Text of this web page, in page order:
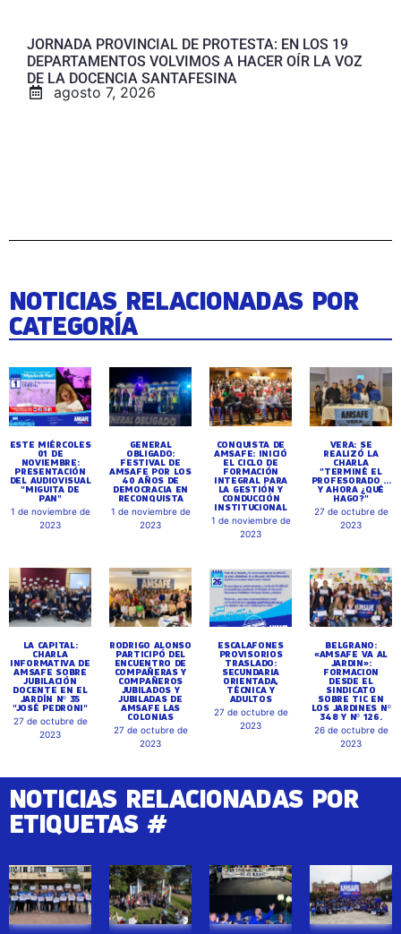
JORNADA PROVINCIAL DE PROTESTA: EN LOS 19
DEPARTAMENTOS VOLVIMOS A HACER OÍR LA VOZ
DE LA DOCENCIA SANTAFESINA
agosto 7, 2026
NOTICIAS RELACIONADAS POR
CATEGORÍA
ESTE MIÉRCOLES
01 DE
NOVIEMBRE:
PRESENTACIÓN
DEL AUDIOVISUAL
"MIGUITA DE
PAN"
1 de noviembre de
2023
GENERAL
OBLIGADO:
FESTIVAL DE
AMSAFE POR LOS
40 AÑOS DE
DEMOCRACIA EN
RECONQUISTA
1 de noviembre de
2023
CONQUISTA DE
AMSAFE: INICIÓ
EL CICLO DE
FORMACIÓN
INTEGRAL PARA
LA GESTIÓN Y
CONDUCCIÓN
INSTITUCIONAL
1 de noviembre de
2023
VERA: SE
REALIZÓ LA
CHARLA
"TERMINÉ EL
PROFESORADO ...
Y AHORA ¿QUÉ
HAGO?"
27 de octubre de
2023
LA CAPITAL:
CHARLA
INFORMATIVA DE
AMSAFE SOBRE
JUBILACIÓN
DOCENTE EN EL
JARDÍN Nº 35
"JOSÉ PEDRONI"
27 de octubre de
2023
RODRIGO ALONSO
PARTICIPÓ DEL
ENCUENTRO DE
COMPAÑERAS Y
COMPAÑEROS
JUBILADOS Y
JUBILADAS DE
AMSAFE LAS
COLONIAS
27 de octubre de
2023
ESCALAFONES
PROVISORIOS
TRASLADO:
SECUNDARIA
ORIENTADA,
TÉCNICA Y
ADULTOS
27 de octubre de
2023
BELGRANO:
«AMSAFE VA AL
JARDIN»:
FORMACION
DESDE EL
SINDICATO
SOBRE TIC EN
LOS JARDINES Nº
348 Y Nº 126.
26 de octubre de
2023
NOTICIAS RELACIONADAS POR
ETIQUETAS #